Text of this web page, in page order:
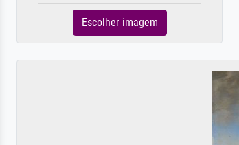
Escolher imagem